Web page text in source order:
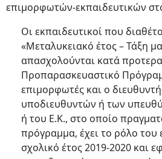
επιμορφωτών-εκπαιδευτικών
Οι εκπαιδευτικοί που
«Μεταλυκειακό έτος – Τάξη
απασχολούνται κατά
Προπαρασκευαστικό
επιμορφωτές και ο
υποδιευθυντών ή των
ή του Ε.Κ., στο οποίο
πρόγραμμα, έχει το ρόλο
σχολικό έτος 2019-2020 και